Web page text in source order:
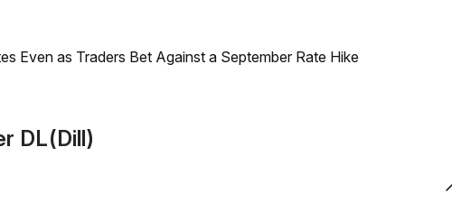
Even as Traders Bet Against a September Rate Hike
DL(Dill)